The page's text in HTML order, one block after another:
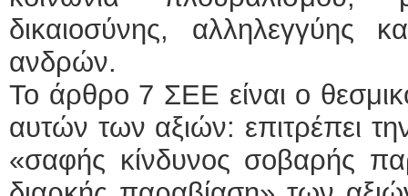
δικαιοσύνης, αλληλεγγύης
ανδρών.
Το άρθρο 7 ΣΕΕ είναι ο
αυτών των αξιών: επιτρέπει
«σαφής κίνδυνος σοβαρής